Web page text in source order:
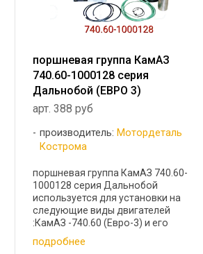
поршневая группа КамАЗ
740.60-1000128 серия
Дальнобой (ЕВРО 3)
арт. 388 руб
производитель: Мотордеталь
Кострома
поршневая группа КамАЗ 740.60-
1000128 серия Дальнобой
используется для установки на
следующие виды двигателей
:КамАЗ -740.60 (Евро-3) и его
модификации. Кросс-код: 12094101,
12094F101, 7.12094101-10,
подробнее